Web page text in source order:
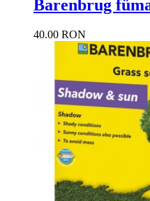
Barenbrug
40.00 RON